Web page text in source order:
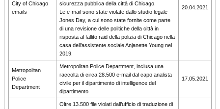
City of Chicago
emails
sicurezza pubblica della città di Chicago.
Le e-mail sono state violate dallo studio legale
Jones Day, a cui sono state fornite come parte
di una revisione delle politiche della città in
risposta al fallito raid della polizia di Chicago nella
casa dell’assistente sociale Anjanette Young nel
2019.
20.04.2021
Metropolitan
Police
Department
Metropolitan Police Department, inclusa una
raccolta di circa 28.500 e-mail dal capo analista
civile per il dipartimento di intelligence del
dipartimento
17.05.2021
Oltre 13.500 file violati dall’ufficio di traduzione di